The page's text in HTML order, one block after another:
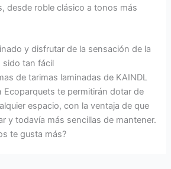
desde roble clásico a tonos más
y disfrutar de la sensación de la
sido tan fácil
de tarimas laminadas de KAINDL
Ecoparquets te permitirán dotar de
espacio, con la ventaja de que
y todavía más sencillas de mantener.
te gusta más?